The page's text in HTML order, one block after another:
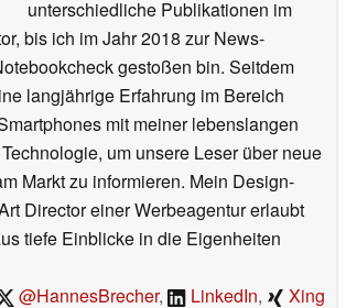
unterschiedliche Publikationen im
bis ich im Jahr 2018 zur News-
gestoßen bin. Seitdem
langjährige Erfahrung im Bereich
mit meiner lebenslangen
um unsere Leser über neue
Markt zu informieren. Mein Design-
Director einer Werbeagentur erlaubt
tiefe Einblicke in die Eigenheiten
@HannesBrecher, LinkedIn, Xing